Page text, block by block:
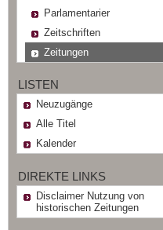
Parlamentarier
Zeitschriften
Zeitungen
LISTEN
Neuzugänge
Alle Titel
Kalender
DIREKTE LINKS
Disclaimer Nutzung von
historischen Zeitungen